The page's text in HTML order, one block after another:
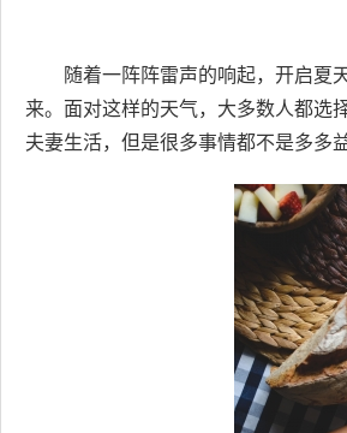
随着一阵阵雷声的响起，开启夏
来。面对这样的天气，大多数人都选
夫妻生活，但是很多事情都不是多多